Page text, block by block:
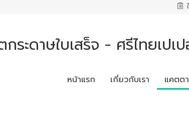
กระดาษใบเสร็จ - ศรีไทยเป
หน้าแรก เกี่ยวกับเรา แคตต